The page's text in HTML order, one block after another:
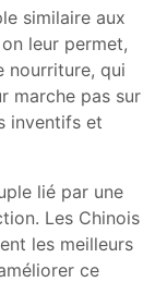
similaire aux
leur permet,
nourriture, qui
marche pas sur
inventifs et
lié par une
Les Chinois
les meilleurs
ce